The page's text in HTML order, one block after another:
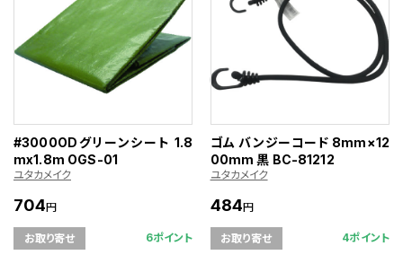
#3000ODグリーンシート 1.8
mx1.8m OGS-01
ユタカメイク
704円
お取り寄せ 6ポイント
ゴム バンジーコード 8mm×12
00mm 黒 BC-81212
ユタカメイク
484円
お取り寄せ 4ポイント